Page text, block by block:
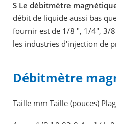
S Le débitmètre
débit de liquide aussi bas
fournir est de 1/8 ", 1/4", 3/
les industries d'injection de
Débitmètre
Taille mm Taille (pouces)